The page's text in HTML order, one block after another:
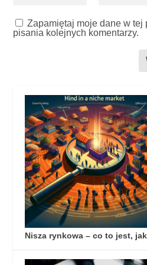
Zapamiętaj moje dane w tej
pisania kolejnych komentarzy.
Nisza rynkowa – co to jest,